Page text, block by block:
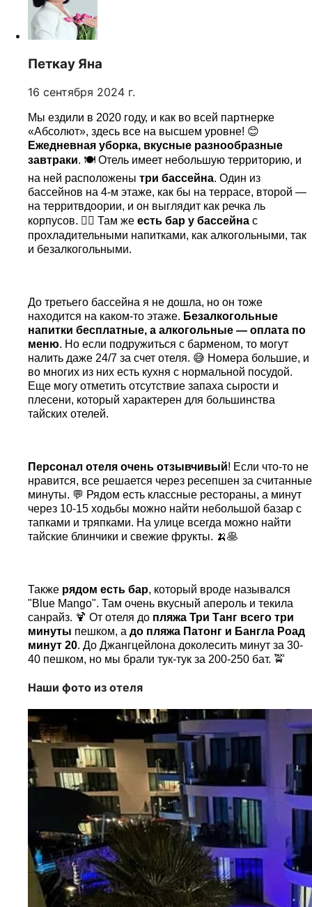
Петкау Яна
16 сентября 2024 г.
Мы ездили в 2020 году, и как во всей партнерке
«Абсолют», здесь все на высшем уровне! 😊
Ежедневная уборка, вкусные разнообразные
завтраки. 🍽️ Отель имеет небольшую территорию, и
на ней расположены три бассейна. Один из
бассейнов на 4-м этаже, как бы на террасе, второй —
на территвдоории, и он выглядит как речка ль
корпусов. 🏊‍♂️ Там же есть бар у бассейна с
прохладительными напитками, как алкогольными, так
и безалкогольными.
До третьего бассейна я не дошла, но он тоже
находится на каком-то этаже. Безалкогольные
напитки бесплатные, а алкогольные — оплата по
меню. Но если подружиться с барменом, то могут
налить даже 24/7 за счет отеля. 😅 Номера большие, и
во многих из них есть кухня с нормальной посудой.
Еще могу отметить отсутствие запаха сырости и
плесени, который характерен для большинства
тайских отелей.
Персонал отеля очень отзывчивый! Если что-то не
нравится, все решается через ресепшен за считанные
минуты. 💬 Рядом есть классные рестораны, а минут
через 10-15 ходьбы можно найти небольшой базар с
тапками и тряпками. На улице всегда можно найти
тайские блинчики и свежие фрукты. 🍌🥞
Также рядом есть бар, который вроде назывался
"Blue Mango". Там очень вкусный апероль и текила
санрайз. 🍹 От отеля до пляжа Три Танг всего три
минуты пешком, а до пляжа Патонг и Бангла Роад
минут 20. До Джангцейлона доколесить минут за 30-
40 пешком, но мы брали тук-тук за 200-250 бат. 🚖
Наши фото из отеля